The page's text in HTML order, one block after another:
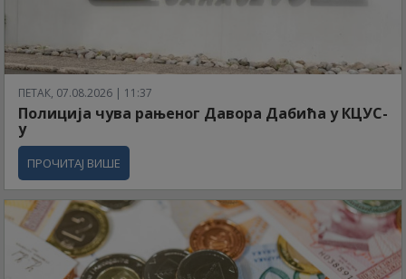
ПЕТАК, 07.08.2026 | 11:37
Полиција чува рањеног Давора Дабића у КЦУС-
у
ПРОЧИТАЈ ВИШЕ